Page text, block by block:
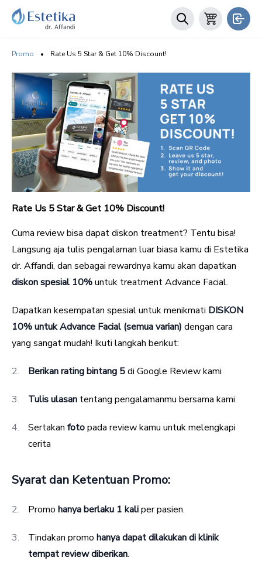
Promo • Rate Us 5 Star & Get 10% Discount!
Rate Us 5 Star & Get 10% Discount!
Cuma review bisa dapat diskon treatment? Tentu bisa!
Langsung aja tulis pengalaman luar biasa kamu di Estetika
dr. Affandi, dan sebagai rewardnya kamu akan dapatkan
diskon spesial 10%untuk treatment Advance Facial.
Dapatkan kesempatan spesial untuk menikmati DISKON
10% untuk Advance Facial (semua varian) dengan cara
yang sangat mudah! Ikuti langkah berikut:
Berikan rating bintang 5di Google Review kami
Tulis ulasan tentang pengalamanmu bersama kami
Sertakan fotopada review kamu untuk melengkapi
cerita
Syarat dan Ketentuan Promo:
Promo hanya berlaku 1 kaliper pasien.
Tindakan promo hanya dapat dilakukan di klinik
tempat review diberikan.